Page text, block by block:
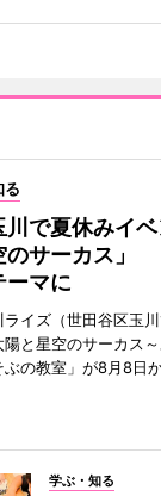
る
川で夏休みイ
のサーカス」
ーマに
ライズ（世田谷区玉
陽と星空のサーカス
ぶの教室」が8月8日
学ぶ・知る